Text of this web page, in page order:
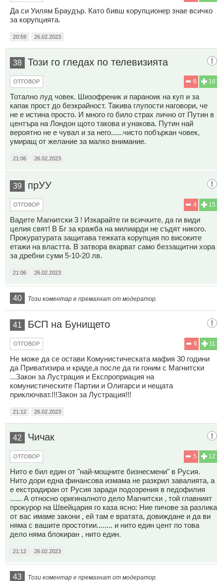
Да си Уилям Браудър. Като бивш корупционер знае всичко
за корупцията.
20:59 26.02.2023
38 Този го гледах по телевизията
16
6
ОТГОВОР
Тотално луд човек. Шизофреник и параноик на куп и за
капак прост до безкрайност. Такива глупости наговори, че
не е истина просто. И много го било страх лично от Путин в
центъра на Лондон щото такова и унакова. Путин най
вероятно не е чувал и за него......чисто побъркан човек,
умиращ от желание за малко внимание.
21:06 26.02.2023
39 прУУ
15
4
ОТГОВОР
Вадете Магнитски 3 ! Изкарайте ги всичките, да ги види
целия свят! В Бг за кражба на милиарди не съдят никого.
Прокуратурата защитава тежката корупция по високите
етажи на властта. В затвора вкарват само беззащитни хора
за дребни суми 5-10-20 лв.
21:06 26.02.2023
40 Този коментар е премахнат от модератор.
41 БСП на Бунището
11
6
ОТГОВОР
Не може да се остави Комунистическата мафия 30 години
да Приватизира и краде,а после да ги гоним с Магнитски
...Закон за Лустрация и Експроприация на
комунистическите Партии и Олигарси и нещата
приключват.!!!Закон за Лустрация!!!
21:12 26.02.2023
42 Чичак
12
5
ОТГОВОР
Нито е бил един от "най-мощните бизнесмени" в Русия.
Нито дори една финансова измама не разкрил завалията, а
е екстрадиран от Русия заради подозрения в педофилия
...... А относно оригиналното дело Магнитски , той главният
прокурор на Швейцария го каза ясно: Ние пичове за разлика
от вас имаме закони , ей там е вратата, довиждане и да ви
няма с вашите простотии........ и нито един цент по това
дело няма блокиран , нито един.
21:12 26.02.2023
43 Този коментар е премахнат от модератор.